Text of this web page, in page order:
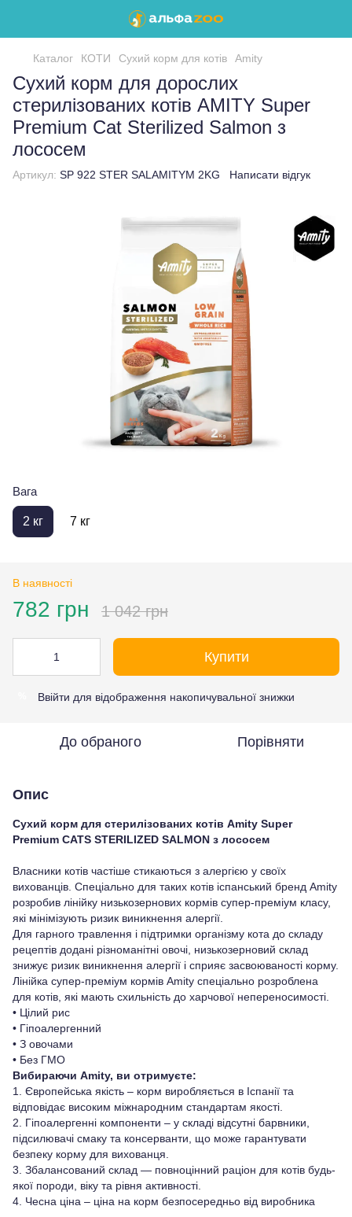
Каталог КОТИ Сухий корм для котів Amity
Сухий корм для дорослих
стерилізованих котів AMITY Super
Premium Cat Sterilized Salmon з
лососем
Артикул: SP 922 STER SALAMITYM 2KG Написати відгук
Вага
2 кг 7 кг
В наявності
782 грн 1 042 грн
Купити
Ввійти для відображення накопичувальної знижки
До обраного Порівняти
Опис
Сухий корм для стерилізованих котів Amity Super
Premium CATS STERILIZED SALMON з лососем
Власники котів частіше стикаються з алергією у своїх
вихованців. Спеціально для таких котів іспанський бренд Amity
розробив лінійку низькозернових кормів супер-преміум класу,
які мінімізують ризик виникнення алергії.
Для гарного травлення і підтримки організму кота до складу
рецептів додані різноманітні овочі, низькозерновий склад
знижує ризик виникнення алергії і сприяє засвоюваності корму.
Лінійка супер-преміум кормів Amity спеціально розроблена
для котів, які мають схильність до харчової непереносимості.
• Цілий рис
• Гіпоалергенний
• З овочами
• Без ГМО
Вибираючи Amity, ви отримуєте:
1. Європейська якість – корм виробляється в Іспанії та
відповідає високим міжнародним стандартам якості.
2. Гіпоалергенні компоненти – у складі відсутні барвники,
підсилювачі смаку та консерванти, що може гарантувати
безпеку корму для вихованця.
3. Збалансований склад — повноцінний раціон для котів будь-
якої породи, віку та рівня активності.
4. Чесна ціна – ціна на корм безпосередньо від виробника